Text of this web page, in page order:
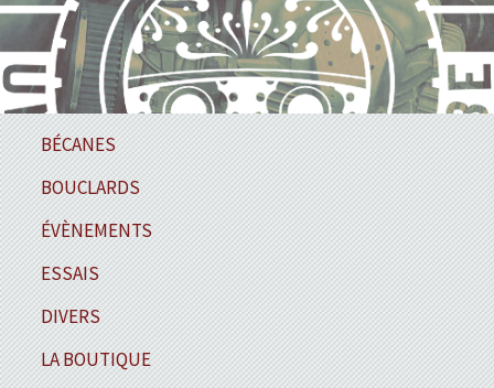
BÉCANES
BOUCLARDS
ÉVÈNEMENTS
ESSAIS
DIVERS
LA BOUTIQUE